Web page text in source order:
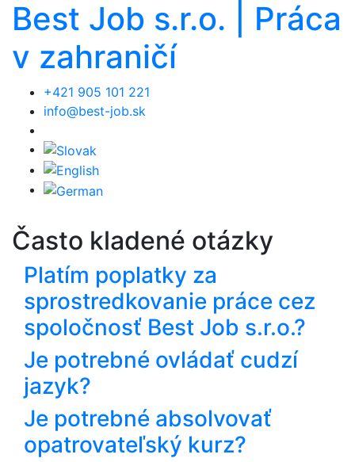
Best Job s.r.o. | Práca
v zahraničí
+421 905 101 221
info@best-job.sk
Často kladené otázky
Platím poplatky za
sprostredkovanie práce cez
spoločnosť Best Job s.r.o.?
Je potrebné ovládať cudzí
jazyk?
Je potrebné absolvovať
opatrovateľský kurz?